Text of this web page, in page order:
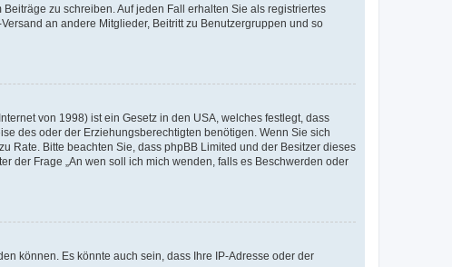
zu schreiben. Auf jeden Fall erhalten Sie als registriertes
an andere Mitglieder, Beitritt zu Benutzergruppen und so
von 1998) ist ein Gesetz in den USA, welches festlegt, dass
des oder der Erziehungsberechtigten benötigen. Wenn Sie sich
Rate. Bitte beachten Sie, dass phpBB Limited und der Besitzer dieses
der Frage „An wen soll ich mich wenden, falls es Beschwerden oder
können. Es könnte auch sein, dass Ihre IP-Adresse oder der